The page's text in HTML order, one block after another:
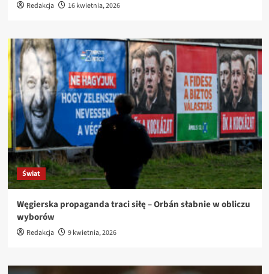
Redakcja 16 kwietnia, 2026
Świat
Węgierska propaganda traci siłę – Orbán słabnie w obliczu
wyborów
Redakcja 9 kwietnia, 2026